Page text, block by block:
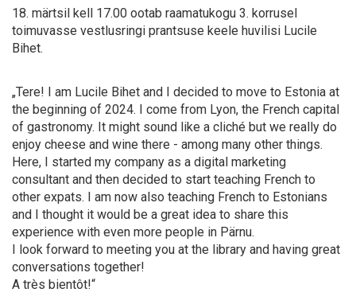
18. märtsil kell 17.00 ootab raamatukogu 3. korrusel
toimuvasse vestlusringi prantsuse keele huvilisi Lucile
Bihet.
„Tere! I am Lucile Bihet and I decided to move to Estonia at
the beginning of 2024. I come from Lyon, the French capital
of gastronomy. It might sound like a cliché but we really do
enjoy cheese and wine there - among many other things.
Here, I started my company as a digital marketing
consultant and then decided to start teaching French to
other expats. I am now also teaching French to Estonians
and I thought it would be a great idea to share this
experience with even more people in Pärnu.
I look forward to meeting you at the library and having great
conversations together!
A très bientôt!“